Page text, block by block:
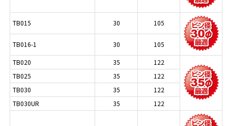
TB015 30 105
TB016-1 30 105
TB020 35
122
TB025
35
122
TB030
35
122
TB030UR
35 122